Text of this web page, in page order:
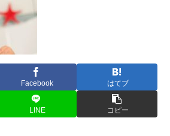
Facebook はてブ
LINE コピー